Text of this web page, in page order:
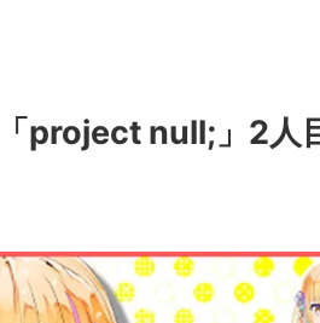
project null;」2人